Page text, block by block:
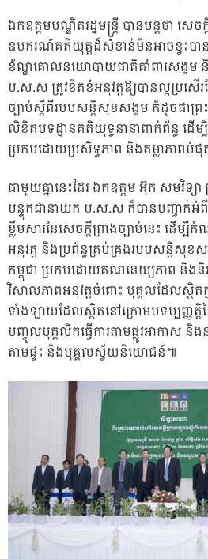
ឯកឧត្តមបណ្ឌិតរដ្ឋមន្ត្រី បានបន្តថា សេច
ឧបករណ៍គតិយុត្តដ៏សំខាន់មិនអាចខ្វះបានក្
ខ័ណ្ឌគោលនយោបាយជាតិគាំពារសង្គម និ
ប.ស.ស ត្រូវខិតខំអនុវត្តឱ្យបានល្អប្រសើ
ច្បាប់ស្តីពីរបបសន្តិសុខសង្គម ក៏ដូចជាព្រ
លិខិតបទដ្ឋានគតិយុទ្ធនានាពាក់ព័ន្ធ ដើម្បីឱ្
ប្រកប​ដោយប្រសិទ្ធភាព និងតម្លាភាពបំ
ជាមួយគ្នានេះដែរ ឯកឧត្តម អ៊ុក សមវិទ្យ
បន្ទុកជានាយក ប.ស.ស ក៏បានបញ្ជាក់
ខ្លឹមសារនៃសេចក្តីព្រាងច្បាប់នេះ ដើម្
អនុវត្ត និងប្រព័ន្ធគ្រប់គ្រងរបបសន្តិសុខស
កម្ពុជា ប្រកបដោយគណនេយ្យភាព និងនិរន្
វិសាលភាពអនុវត្តចំពោះ បុគ្គលដែលស្ថិ
ទាំងឡាយដែលស្ថិតនៅក្រោមបទប្បញ្ញត្តិន
បញ្ចូ​ល​​បុគ្គលិកធ្វើការតាមផ្លូវអាកាស និង
តាមផ្ទះ និងបុគ្គលស្វ័យនិយោជន៍៕